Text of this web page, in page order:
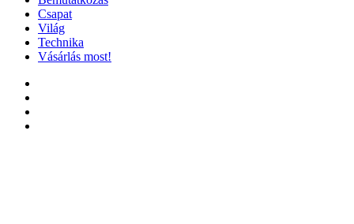
Csapat
Világ
Technika
Vásárlás most!